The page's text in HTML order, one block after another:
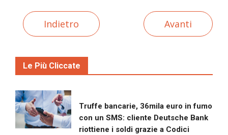
Indietro Avanti
Le Più Cliccate
Truffe bancarie, 36mila euro in fumo
con un SMS: cliente Deutsche Bank
riottiene i soldi grazie a Codici